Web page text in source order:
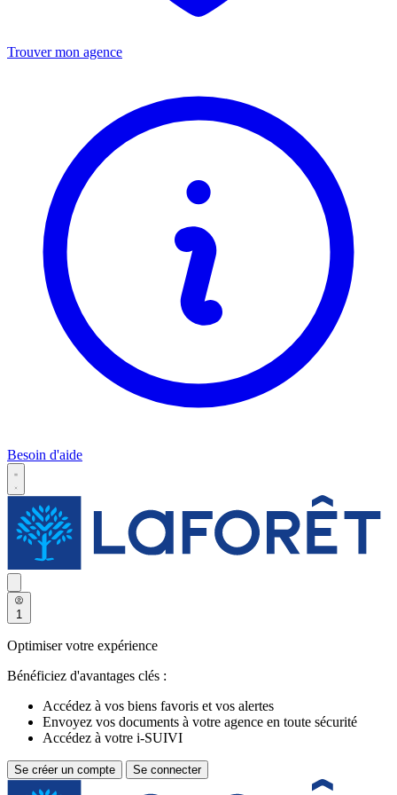
Trouver mon agence
Besoin d'aide
1
Optimiser votre expérience
Bénéficiez d'avantages clés :
Accédez à vos biens favoris et vos alertes
Envoyez vos documents à votre agence en toute sécurité
Accédez à votre i-SUIVI
Se créer un compte Se connecter